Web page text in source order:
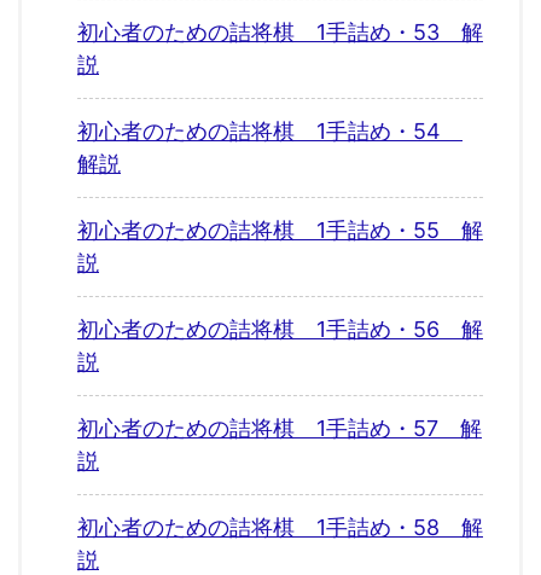
初心者のための詰将棋 1手詰め・53 解
説
初心者のための詰将棋 1手詰め・54
解説
初心者のための詰将棋 1手詰め・55 解
説
初心者のための詰将棋 1手詰め・56 解
説
初心者のための詰将棋 1手詰め・57 解
説
初心者のための詰将棋 1手詰め・58 解
説